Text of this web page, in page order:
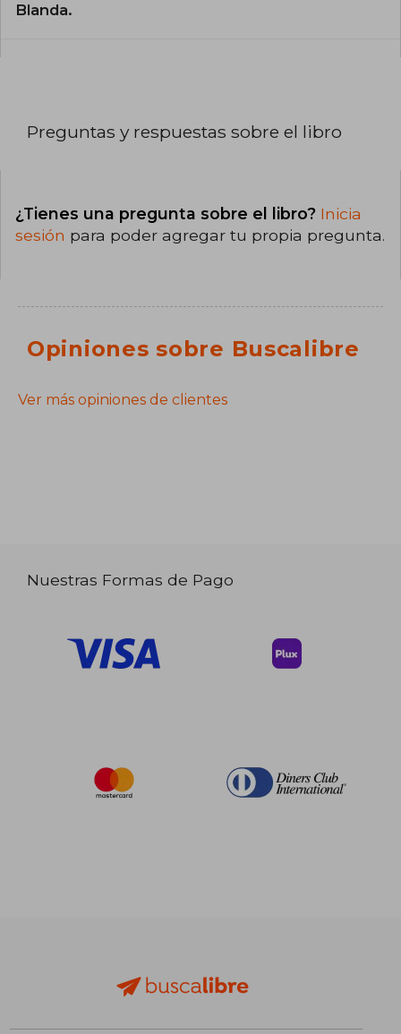
Blanda.
Preguntas y respuestas sobre el libro
¿Tienes una pregunta sobre el libro? Inicia
sesión para poder agregar tu propia pregunta.
Opiniones sobre Buscalibre
Ver más opiniones de clientes
Nuestras Formas de Pago